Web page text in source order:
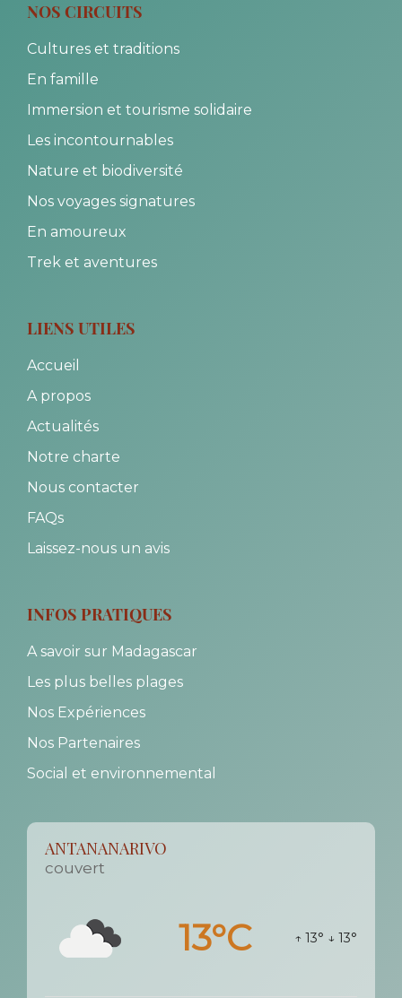
NOS CIRCUITS
Cultures et traditions
En famille
Immersion et tourisme solidaire
Les incontournables
Nature et biodiversité
Nos voyages signatures
En amoureux
Trek et aventures
LIENS UTILES
Accueil
A propos
Actualités
Notre charte
Nous contacter
FAQs
Laissez-nous un avis
INFOS PRATIQUES
A savoir sur Madagascar
Les plus belles plages
Nos Expériences
Nos Partenaires
Social et environnemental
ANTANANARIVO
couvert
13°C ↑ 13° ↓ 13°